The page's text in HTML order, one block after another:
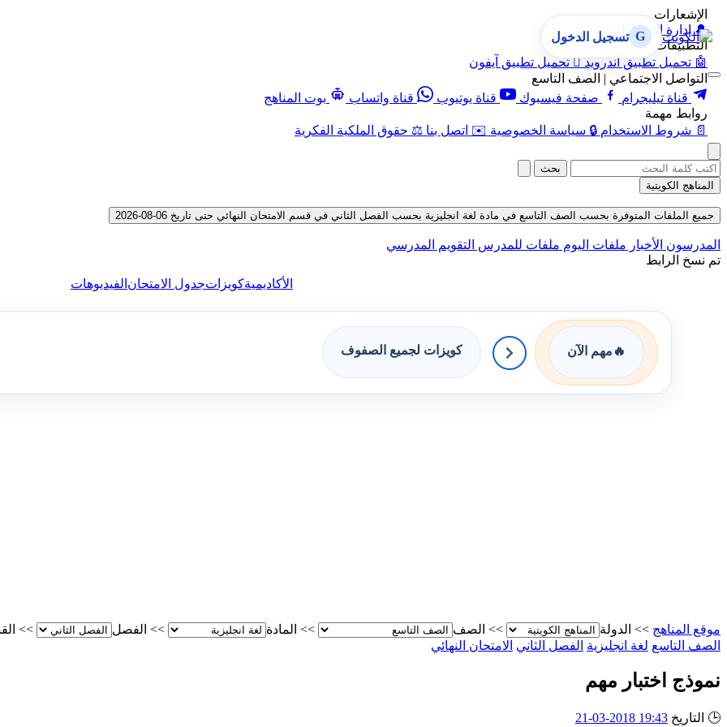
الإشعارات
🔔 إدارة الإشعارات
التطبيقات
🤖 تحميل تطبيق أندرويد  تحميل تطبيق آيفون
التواصل الاجتماعي | الصف التاسع
قناة تيليجرام
صفحة فيسبوك قناة يوتيوب قناة واتساب
بوت المناهج
روابط مهمة
📄 شروط الاستخدام 🔒 سياسة الخصوصية ✉️ اتصل بنا ⚖️ حقوق الملكية الفكرية
G تسجيل الدخول
بحث
المناهج الكويتية
جميع الملفات المتوفرة بحسب الصف التاسع في مادة لغة انجليزية بحسب الفصل الثاني في قسم الامتحان النهائي حتى تاريخ 06-08-2026
المدرسون الأخبار ملفات اليوم ملفات للمدرس التقويم المدرسي
تم نسخ الرابط
الأكاديميةكويزاتجدول الامتحان الفيديوهات
🔥 مهم الآن كويزات لجميع الصفوف
موقع المناهج >> الدولة >> الصف >> المادة >> الفصل >>
الصف التاسع لغة انجليزية الفصل الثاني الامتحان النهائي
نموذج اختبار مهم
🕒 التاريخ 19:43 2018-03-21